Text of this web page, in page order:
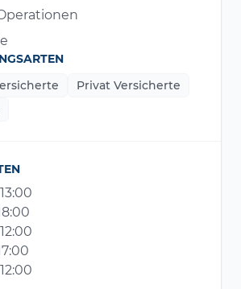
Privat Versicherte